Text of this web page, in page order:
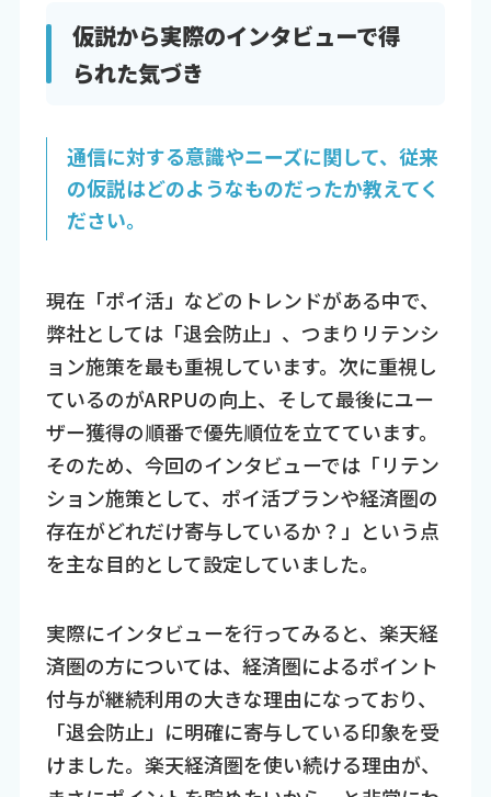
仮説から実際のインタビューで得
られた気づき
通信に対する意識やニーズに関して、従来
の仮説はどのようなものだったか教えてく
ださい。
現在「ポイ活」などのトレンドがある中で、
弊社としては「退会防止」、つまりリテンシ
ョン施策を最も重視しています。次に重視し
ているのがARPUの向上、そして最後にユー
ザー獲得の順番で優先順位を立てています。
そのため、今回のインタビューでは「リテン
ション施策として、ポイ活プランや経済圏の
存在がどれだけ寄与しているか？」という点
を主な目的として設定していました。
実際にインタビューを行ってみると、楽天経
済圏の方については、経済圏によるポイント
付与が継続利用の大きな理由になっており、
「退会防止」に明確に寄与している印象を受
けました。楽天経済圏を使い続ける理由が、